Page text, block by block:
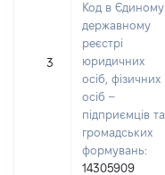
3
Код в Єдиному
державному
реєстрі
юридичних
осіб, фізичних
осіб –
підприємців та
громадських
формувань:
14305909